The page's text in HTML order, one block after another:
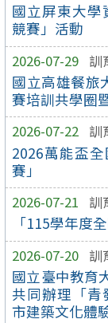
國立屏東大學
競賽」活動
2026-07-29 訓
國立高雄餐旅
賽培訓共學圈
2026-07-22 訓
2026萬能盃
賽」
2026-07-21 訓
「115學年度
2026-07-20 訓
國立臺中教育
共同辦理「
市建築文化體